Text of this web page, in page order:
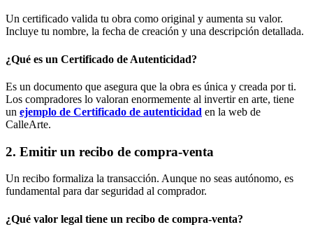
Un certificado valida tu obra como original y aumenta su valor.
Incluye tu nombre, la fecha de creación y una descripción detallada.
¿Qué es un Certificado de Autenticidad?
Es un documento que asegura que la obra es única y creada por ti.
Los compradores lo valoran enormemente al invertir en arte, tiene
un ejemplo de Certificado de autenticidad en la web de
CalleArte.
2. Emitir un recibo de compra-venta
Un recibo formaliza la transacción. Aunque no seas autónomo, es
fundamental para dar seguridad al comprador.
¿Qué valor legal tiene un recibo de compra-venta?